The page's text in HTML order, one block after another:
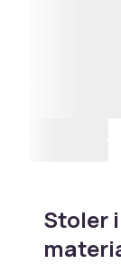
Stoler